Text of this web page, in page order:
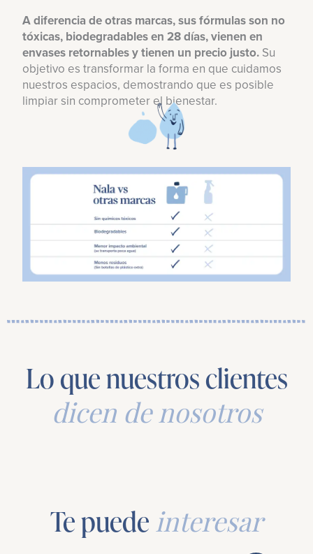
A diferencia de otras marcas, sus fórmulas son no
tóxicas, biodegradables en 28 días, vienen en
envases retornables y tienen un precio justo. Su
objetivo es transformar la forma en que cuidamos
nuestros espacios, demostrando que es posible
limpiar sin comprometer el bienestar.
Lo que nuestros clientes
dicen de nosotros
Te puede interesar